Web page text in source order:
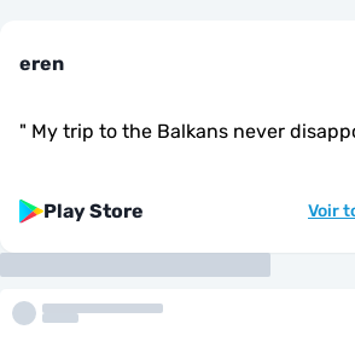
eren
" My trip to the Balkans never
Play Store Voir